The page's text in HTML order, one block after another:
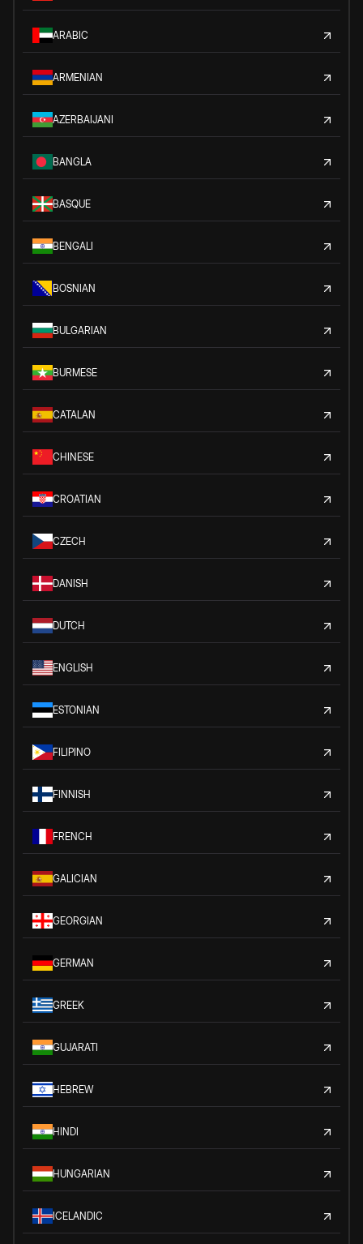
ARABIC
ARMENIAN
AZERBAIJANI
BANGLA
BASQUE
BENGALI
BOSNIAN
BULGARIAN
BURMESE
CATALAN
CHINESE
CROATIAN
CZECH
DANISH
DUTCH
ENGLISH
ESTONIAN
FILIPINO
FINNISH
FRENCH
GALICIAN
GEORGIAN
GERMAN
GREEK
GUJARATI
HEBREW
HINDI
HUNGARIAN
ICELANDIC